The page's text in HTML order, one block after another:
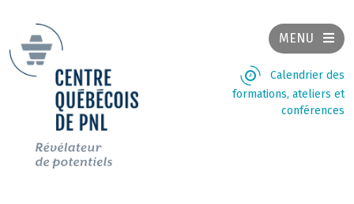
MENU
Calendrier des
formations, ateliers et
conférences